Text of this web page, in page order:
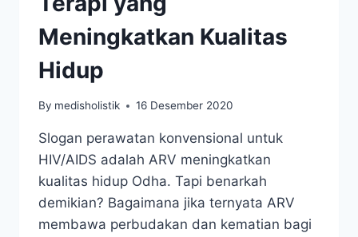
Meningkatkan Kualitas
Hidup
By medisholistik 16 Desember 2020
Slogan perawatan konvensional untuk
HIV/AIDS adalah ARV meningkatkan
kualitas hidup Odha. Tapi benarkah
demikian? Bagaimana jika ternyata ARV
membawa perbudakan dan kematian bagi